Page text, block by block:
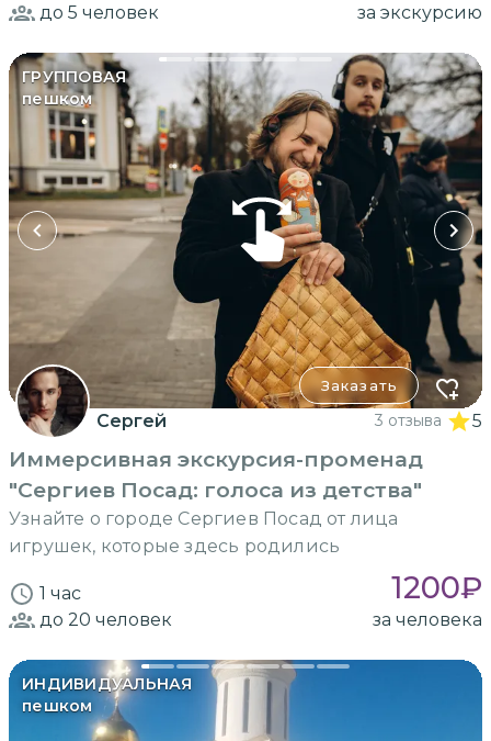
до 5 человек за экскурсию
ГРУППОВАЯ
пешком
Заказать
Сергей 3 отзыва 5
Иммерсивная экскурсия-променад
"Сергиев Посад: голоса из детства"
Узнайте о городе Сергиев Посад от лица
игрушек, которые здесь родились
1 час 1200₽
до 20 человек за человека
ИНДИВИДУАЛЬНАЯ
пешком